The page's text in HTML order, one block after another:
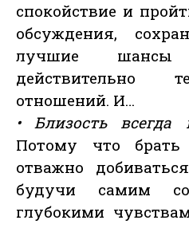
спокойствие и
обсуждения,
лучшие шансы
действительно
отношений. И…
• Близость всегда
Потому что
отважно
будучи самим
глубокими